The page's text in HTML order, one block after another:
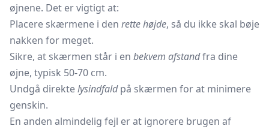
øjnene. Det er vigtigt at:
Placere skærmene i den rette højde, så du ikke skal bøje
nakken for meget.
Sikre, at skærmen står i en bekvem afstandfra dine
øjne, typisk 50-70 cm.
Undgå direktelysindfaldpå skærmen for at minimere
genskin.
En anden almindelig fejl er at ignorere brugen af